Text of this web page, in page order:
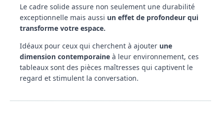
Le cadre solide assure non seulement une durabilité
exceptionnelle mais aussi un effet de profondeur qui
transforme votre espace.
Idéaux pour ceux qui cherchent à ajouter une
dimension contemporaine à leur environnement, ces
tableaux sont des pièces maîtresses qui captivent le
regard et stimulent la conversation.